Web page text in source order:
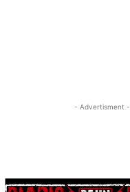
- Advertisment -